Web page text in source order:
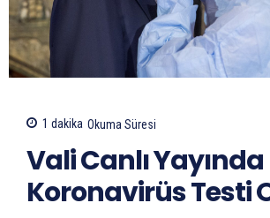
1 dakika Okuma Süresi
Vali Canlı Yayında
Koronavirüs Testi